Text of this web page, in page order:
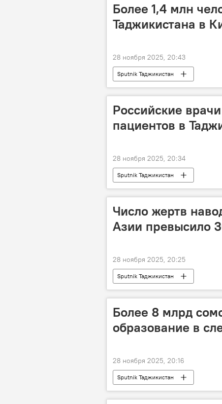
Более 1,4 млн
Таджикистана в
28 ноября 2025, 20:43
Sputnik Таджикистан
Российские
пациентов в
28 ноября 2025, 20:34
Sputnik Таджикистан
Число жертв
Азии превысило
28 ноября 2025, 20:25
Sputnik Таджикистан
Более 8 млрд
образование в
28 ноября 2025, 20:16
Sputnik Таджикистан